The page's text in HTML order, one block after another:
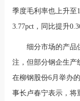
季度毛利率也上升至
3.77pct，同比提升
细分市场的产品
注，但部分钢企生产
在柳钢股份6月举办
事长卢春宁表示，将